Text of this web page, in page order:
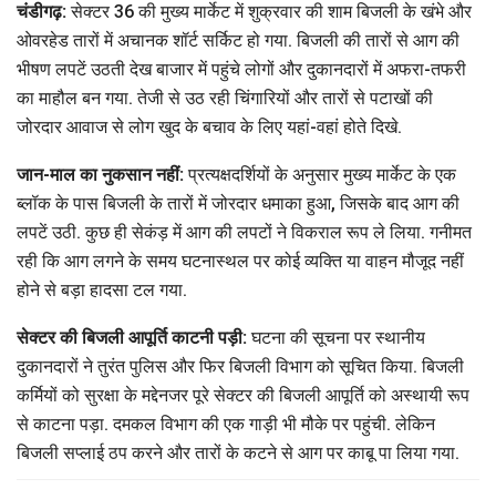
चंडीगढ़:सेक्टर 36 की मुख्य मार्केट में शुक्रवार की शाम बिजली के खंभे और
ओवरहेड तारों में अचानक शॉर्ट सर्किट हो गया. बिजली की तारों से आग की
भीषण लपटें उठती देख बाजार में पहुंचे लोगों और दुकानदारों में अफरा-तफरी
का माहौल बन गया. तेजी से उठ रही चिंगारियों और तारों से पटाखों की
जोरदार आवाज से लोग खुद के बचाव के लिए यहां-वहां होते दिखे.
जान-माल का नुकसान नहीं:प्रत्यक्षदर्शियों के अनुसार मुख्य मार्केट के एक
ब्लॉक के पास बिजली के तारों में जोरदार धमाका हुआ, जिसके बाद आग की
लपटें उठी. कुछ ही सेकंड़ में आग की लपटों ने विकराल रूप ले लिया. गनीमत
रही कि आग लगने के समय घटनास्थल पर कोई व्यक्ति या वाहन मौजूद नहीं
होने से बड़ा हादसा टल गया.
सेक्टर की बिजली आपूर्ति काटनी पड़ी:घटना की सूचना पर स्थानीय
दुकानदारों ने तुरंत पुलिस और फिर बिजली विभाग को सूचित किया. बिजली
कर्मियों को सुरक्षा के मद्देनजर पूरे सेक्टर की बिजली आपूर्ति को अस्थायी रूप
से काटना पड़ा. दमकल विभाग की एक गाड़ी भी मौके पर पहुंची. लेकिन
बिजली सप्लाई ठप करने और तारों के कटने से आग पर काबू पा लिया गया.